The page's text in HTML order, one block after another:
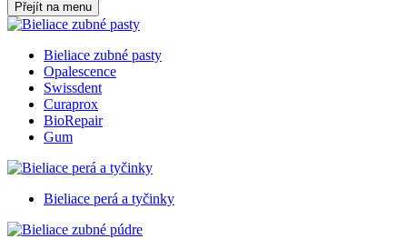
Přejít na menu
Bieliace zubné pasty
Opalescence
Swissdent
Curaprox
BioRepair
Gum
Bieliace perá a tyčinky